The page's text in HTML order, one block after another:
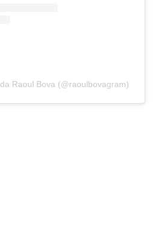
Raoul Bova (@raoulbovagram)